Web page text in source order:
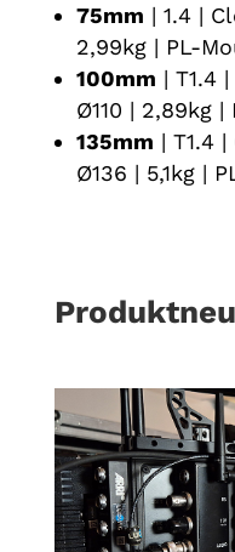
75mm | 1.4 |
2,99kg | PL-
100mm | T1.4
Ø110 | 2,89kg |
135mm | T1.4
Ø136 | 5,1kg |